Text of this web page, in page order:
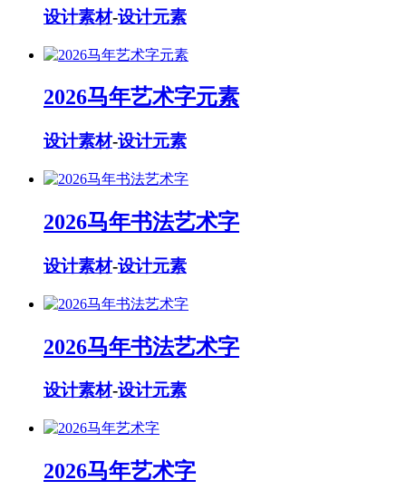
设计素材-设计元素
2026马年艺术字元素
设计素材-设计元素
2026马年书法艺术字
设计素材-设计元素
2026马年书法艺术字
设计素材-设计元素
2026马年艺术字